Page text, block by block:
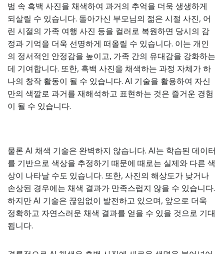
범 속 흑백 사진을 채색하여 과거의 추억을 더욱 생생하게
되살릴 수 있습니다. 돌아가신 부모님의 젊은 시절 사진, 어
린 시절의 가족 여행 사진 등을 컬러로 복원하면 당시의 감
정과 기억을 더욱 선명하게 떠올릴 수 있습니다. 이는 개인
의 정서적인 안정감을 높이고, 가족 간의 유대감을 강화하는
데 기여합니다. 또한, 흑백 사진을 채색하는 과정 자체가 하
나의 창작 활동이 될 수 있습니다. AI 기술을 활용하여 자신
만의 색깔로 과거를 재해석하고 표현하는 것은 즐거운 경험
이 될 수 있습니다.
물론 AI 채색 기술은 완벽하지 않습니다. AI는 학습된 데이터
를 기반으로 색상을 추정하기 때문에 때로는 실제와 다른 색
상이 나타날 수도 있습니다. 또한, 사진의 해상도가 낮거나
손상된 경우에는 채색 결과가 만족스럽지 않을 수 있습니다.
하지만 AI 기술은 끊임없이 발전하고 있으며, 앞으로 더욱
정확하고 자연스러운 채색 결과를 얻을 수 있을 것으로 기대
됩니다.